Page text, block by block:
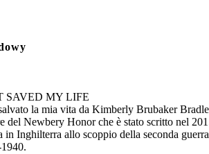
SAVED MY LIFE
la mia vita da Kimberly Brubaker
del Newbery Honor che è stato scritto nel
in Inghilterra allo scoppio della seconda guerra